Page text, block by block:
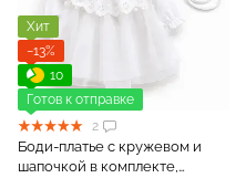
Хит
−13%
10
Готов к отправке
2
Боди-платье с кружевом и
шапочкой в ​​комплекте,